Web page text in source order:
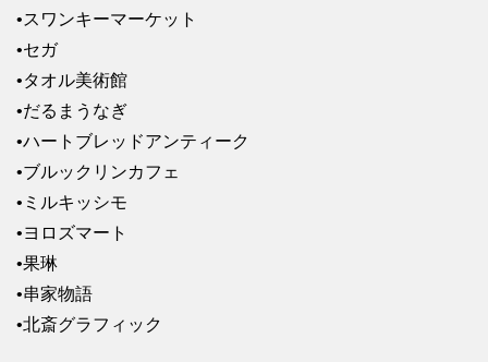
•スワンキーマーケット
•セガ
•タオル美術館
•だるまうなぎ
•ハートブレッドアンティーク
•ブルックリンカフェ
•ミルキッシモ
•ヨロズマート
•果琳
•串家物語
•北斎グラフィック